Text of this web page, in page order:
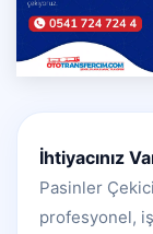
İhtiyacınız
Pasinler
profesyonel,